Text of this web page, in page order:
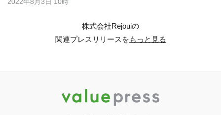
2022年8月3日 10時
株式会社Rejouiの
関連プレスリリースをもっと見る